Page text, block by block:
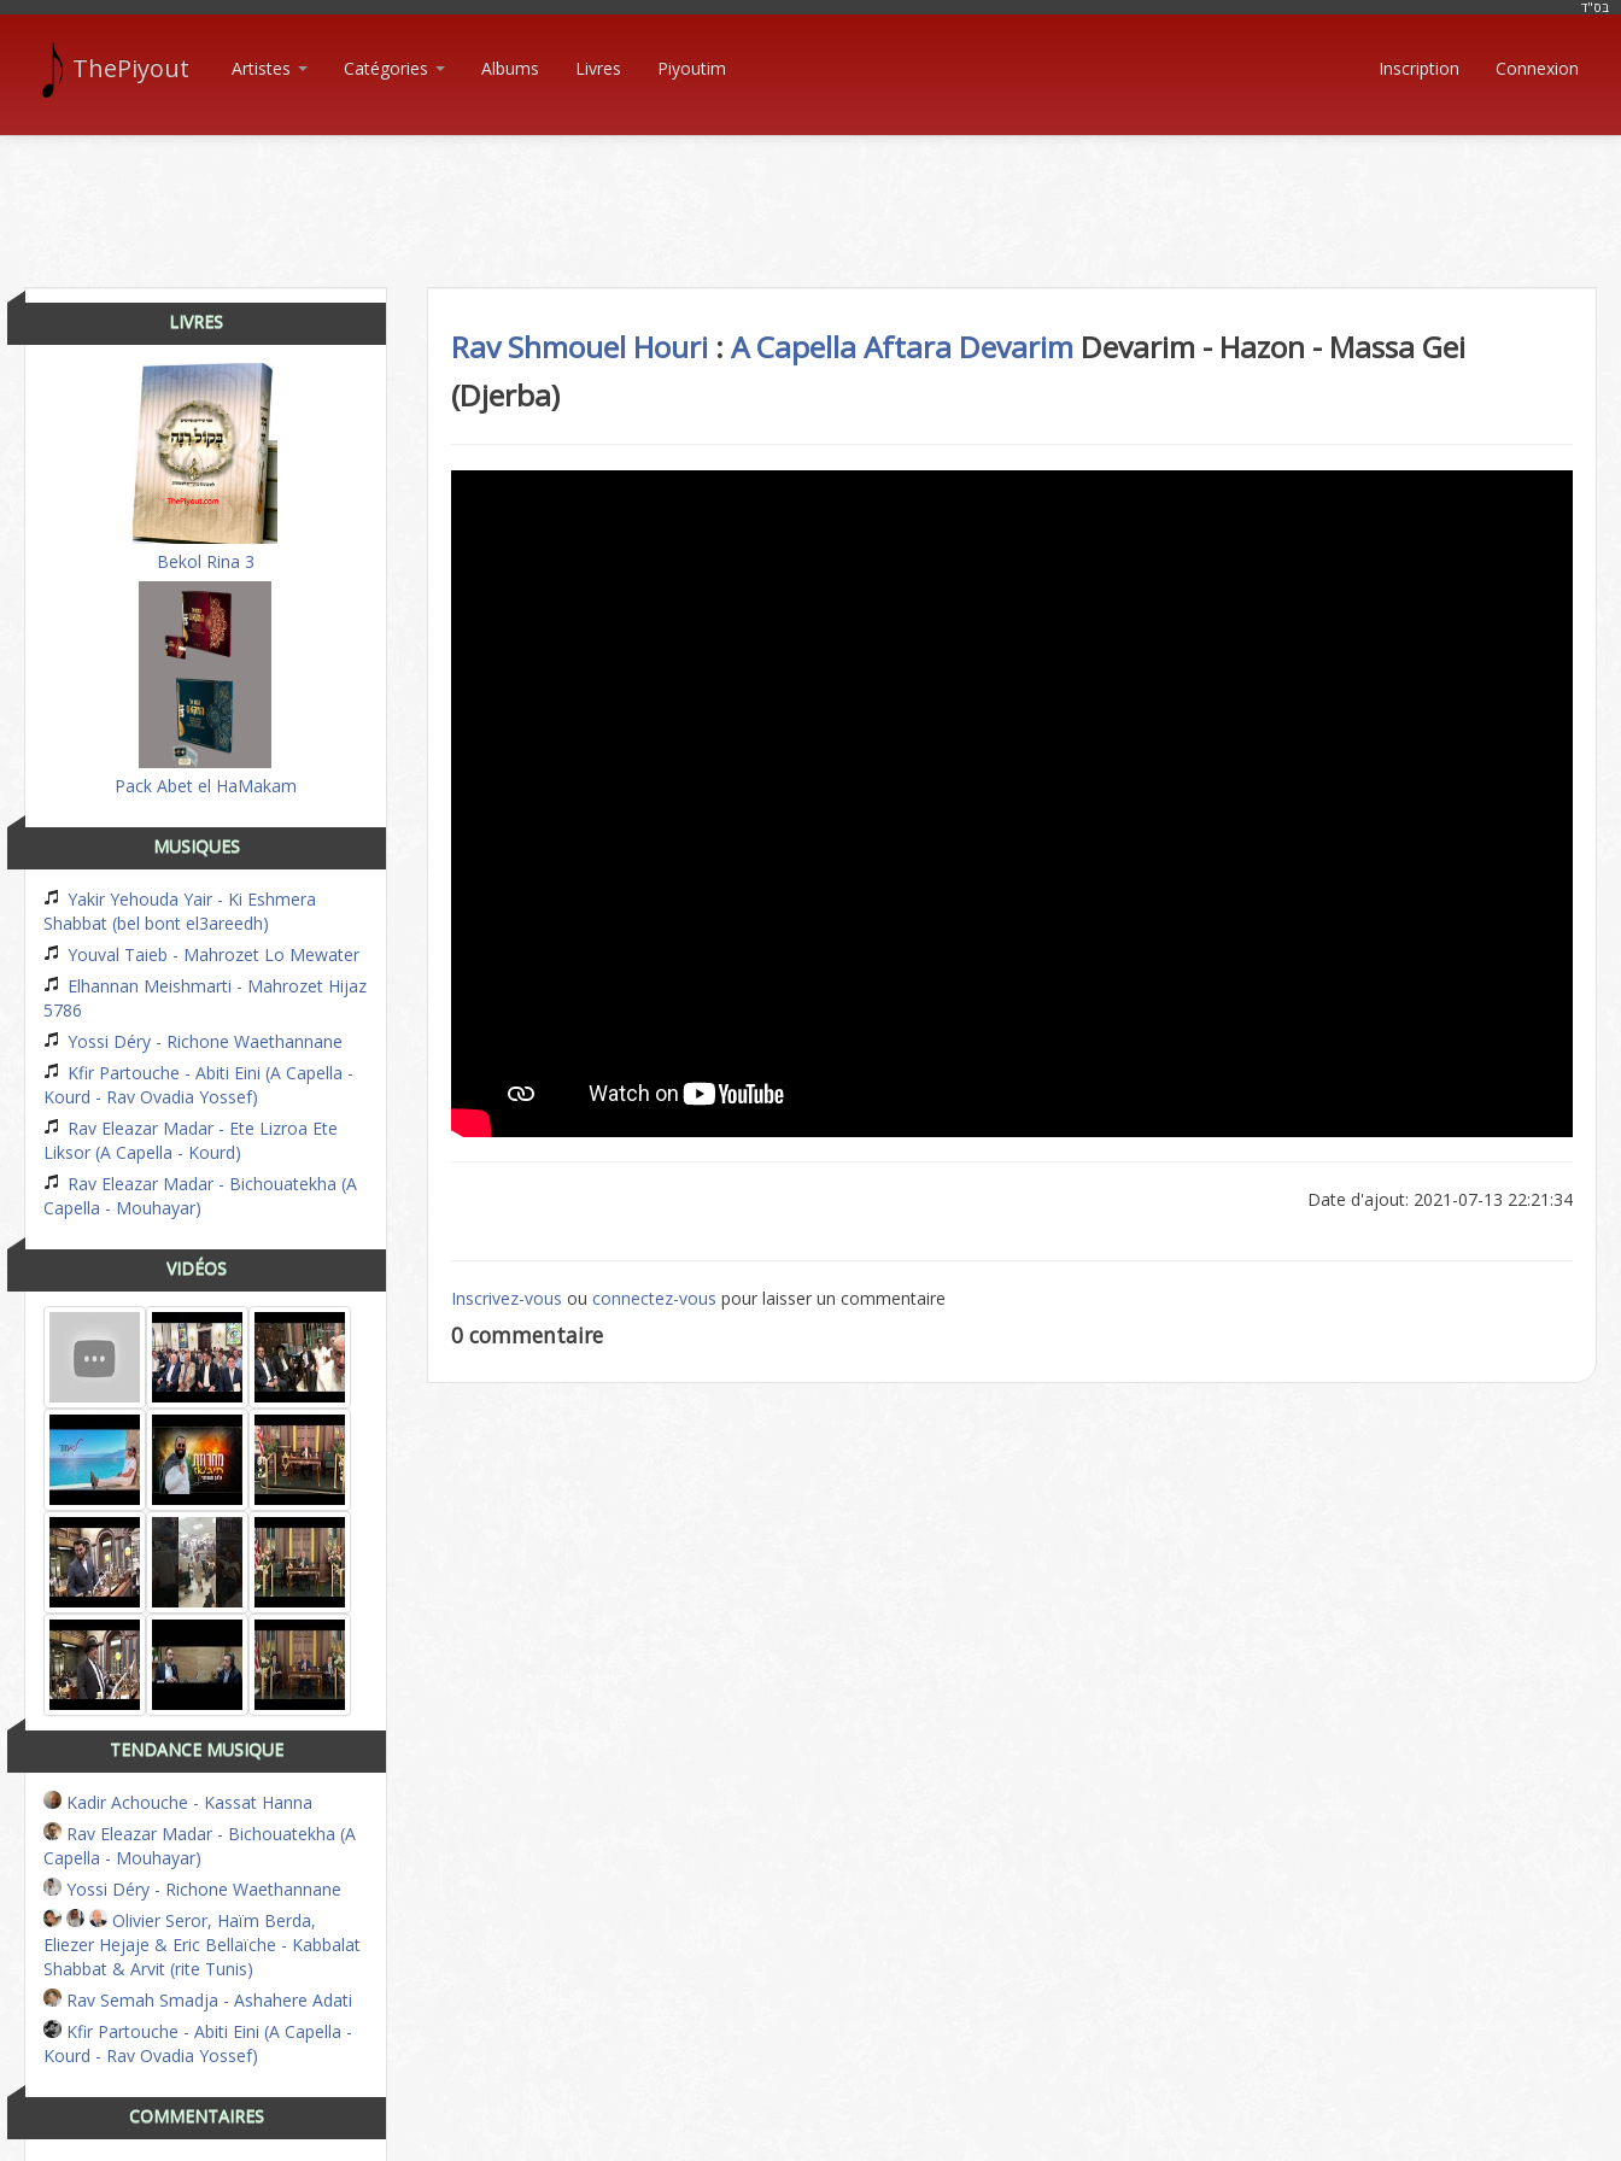
בּס"ד
ThePiyout Artistes Catégories Albums Livres Piyoutim Inscription Connexion
LIVRES
Bekol Rina 3
Pack Abet el HaMakam
MUSIQUES
Yakir Yehouda Yair - Ki Eshmera
Shabbat (bel bont el3areedh)
Youval Taieb - Mahrozet Lo Mewater
Elhannan Meishmarti - Mahrozet Hijaz
5786
Yossi Déry - Richone Waethannane
Kfir Partouche - Abiti Eini (A Capella -
Kourd - Rav Ovadia Yossef)
Rav Eleazar Madar - Ete Lizroa Ete
Liksor (A Capella - Kourd)
Rav Eleazar Madar - Bichouatekha (A
Capella - Mouhayar)
VIDÉOS
TENDANCE MUSIQUE
Kadir Achouche - Kassat Hanna
Rav Eleazar Madar - Bichouatekha (A
Capella - Mouhayar)
Yossi Déry - Richone Waethannane
Olivier Seror, Haïm Berda,
Eliezer Hejaje & Eric Bellaïche - Kabbalat
Shabbat & Arvit (rite Tunis)
Rav Semah Smadja - Ashahere Adati
Kfir Partouche - Abiti Eini (A Capella -
Kourd - Rav Ovadia Yossef)
COMMENTAIRES
Rav Shmouel Houri :A Capella Aftara Devarim Devarim - Hazon - Massa Gei
(Djerba)
Date d'ajout: 2021-07-13 22:21:34
Inscrivez-vous ouconnectez-vous pour laisser un commentaire
0 commentaire